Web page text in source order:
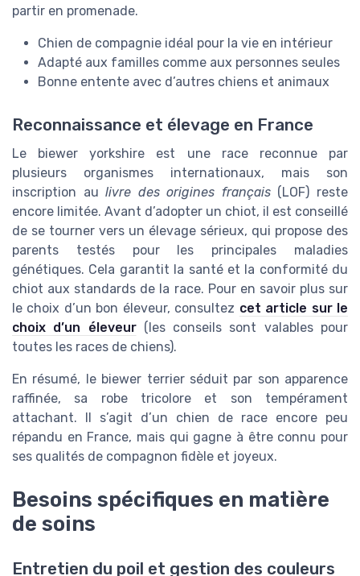
partir en promenade.
Chien de compagnie idéal pour la vie en intérieur
Adapté aux familles comme aux personnes seules
Bonne entente avec d’autres chiens et animaux
Reconnaissance et élevage en France
Le biewer yorkshire est une race reconnue par
plusieurs organismes internationaux, mais son
inscription aulivre des origines français(LOF) reste
encore limitée. Avant d’adopter un chiot, il est conseillé
de se tourner vers un élevage sérieux, qui propose des
parents testés pour les principales maladies
génétiques. Cela garantit la santé et la conformité du
chiot aux standards de la race. Pour en savoir plus sur
le choix d’un bon éleveur, consultez cet article sur le
choix d’un éleveur(les conseils sont valables pour
toutes les races de chiens).
En résumé, le biewer terrier séduit par son apparence
raffinée, sa robe tricolore et son tempérament
attachant. Il s’agit d’un chien de race encore peu
répandu en France, mais qui gagne à être connu pour
ses qualités de compagnon fidèle et joyeux.
Besoins spécifiques en matière
de soins
Entretien du poil et gestion des couleurs